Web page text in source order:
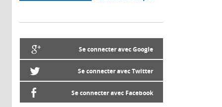
Se connecter avec Google
Se connecter avec Twitter
Se connecter avec Facebook